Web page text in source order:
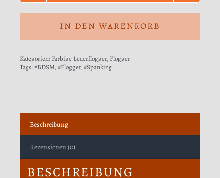
aus
rotem
Menge
IN DEN WARENKORB
Kategorien: Farbige Lederflogger, Flogger
Tags:#BDSM, #Flogger, #Spanking
Beschreibung
Rezensionen (0)
BESCHREIBUNG